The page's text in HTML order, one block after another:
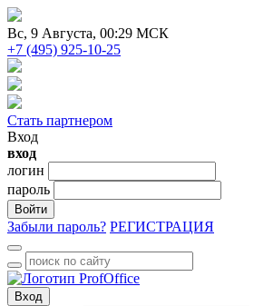
Вc, 9 Августа, 00:29 МСК
+7 (495) 925-10-25
Стать партнером
Вход
вход
логин
пароль
Войти
Забыли пароль? РЕГИСТРАЦИЯ
Вход